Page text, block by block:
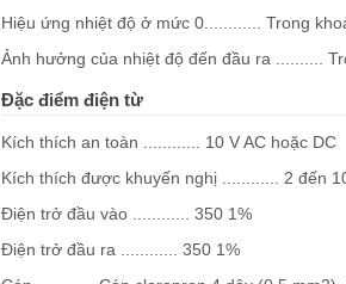
Hiệu ứng nhiệt độ ở mức 0............ Trong
Ảnh hưởng của nhiệt độ đến đầu ra ..........
Đặc điểm điện từ
Kích thích an toàn ............ 10 V AC hoặc DC
Kích thích được khuyến nghị ............ 2 đến
Điện trở đầu vào ............ 350 1%
Điện trở đầu ra ............ 350 1%